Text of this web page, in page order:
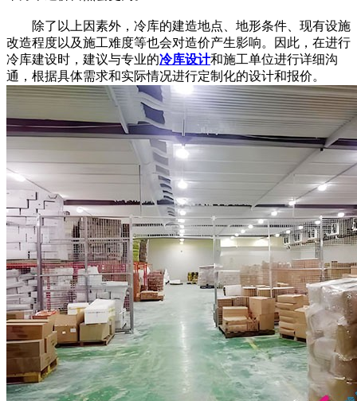
除了以上因素外，冷库的建造地点、地形条件、现有设施
改造程度以及施工难度等也会对造价产生影响。因此，在进行
冷库建设时，建议与专业的冷库设计和施工单位进行详细沟
通，根据具体需求和实际情况进行定制化的设计和报价。